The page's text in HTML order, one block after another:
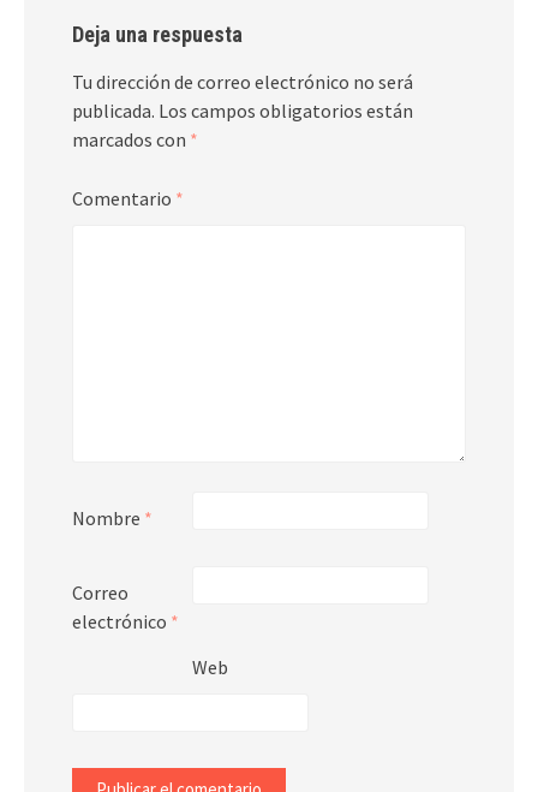
Deja una respuesta
Tu dirección de correo electrónico no será
publicada. Los campos obligatorios están
marcados con *
Comentario *
Nombre *
Correo
electrónico *
Web